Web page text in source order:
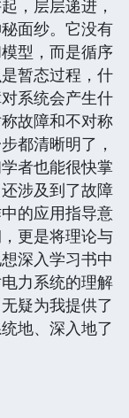
，层层递进，
面纱。它没有
型，而是循序
暂态过程，什
系统会产生什
故障和不对称
都清晰明了，
者也能很快掌
涉及到了故障
的应用指导意
更是将理论与
深入学习书中
力系统的理解
疑为我提供了
地、深入地了